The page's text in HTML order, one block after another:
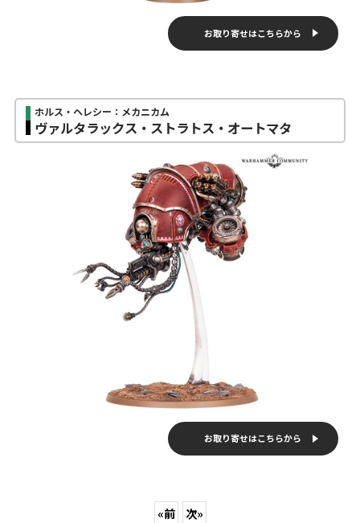
お取り寄せはこちらから
ホルス・ヘレシー：メカニカム
ヴァルタラックス・ストラトス・オートマタ
お取り寄せはこちらから
«前 次»